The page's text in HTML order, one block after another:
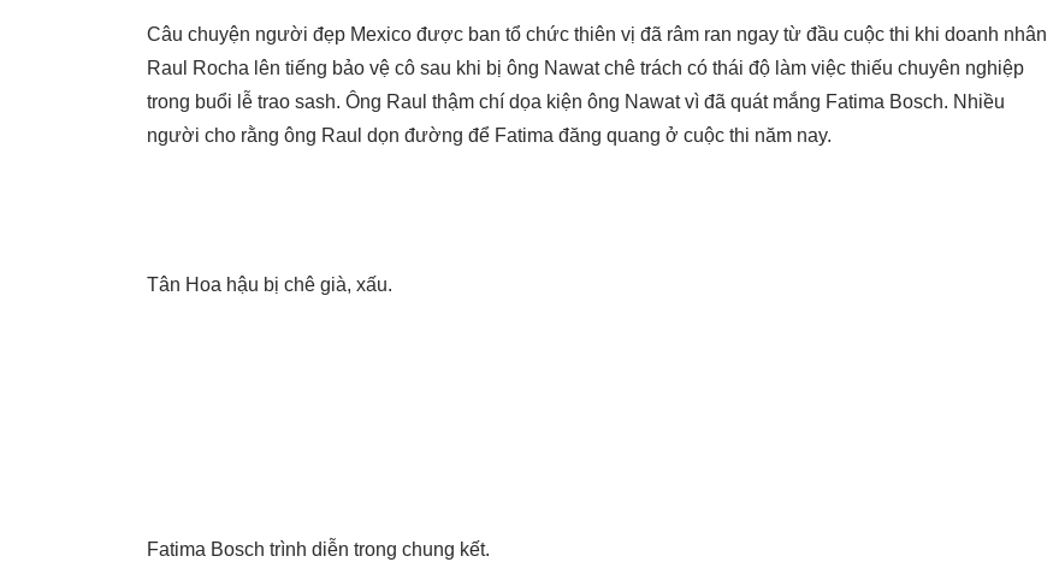
Câu chuyện người đẹp Mexico được ban tổ chức thiên vị đã râm ran ngay từ đầu cuộc thi khi doanh nhân
Raul Rocha lên tiếng bảo vệ cô sau khi bị ông Nawat chê trách có thái độ làm việc thiếu chuyên nghiệp
trong buổi lễ trao sash. Ông Raul thậm chí dọa kiện ông Nawat vì đã quát mắng Fatima Bosch. Nhiều
người cho rằng ông Raul dọn đường để Fatima đăng quang ở cuộc thi năm nay.
Tân Hoa hậu bị chê già, xấu.
Fatima Bosch trình diễn trong chung kết.